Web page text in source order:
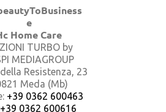
e
Home Care
TURBO by
MEDIAGROUP
Resistenza, 23
Meda (Mb)
+39 0362 600463
+39 0362 600616